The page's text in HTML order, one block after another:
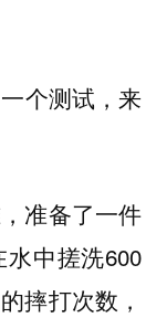
个测试，来
准备了一件
中搓洗600
摔打次数，